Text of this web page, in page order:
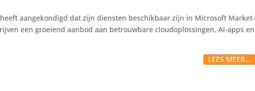
aange­kon­digd dat zijn diensten beschik­baar zijn in Microsoft Market­
een groeiend aanbod aan betrouw­bare cloud­op­los­singen, AI-apps en
LEES MEER…